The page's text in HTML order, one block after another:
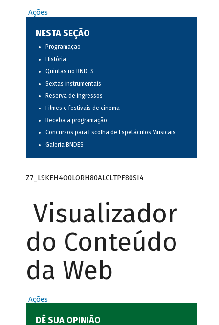
Ações
NESTA SEÇÃO
Programação
História
Quintas no BNDES
Sextas instrumentais
Reserva de ingressos
Filmes e festivais de cinema
Receba a programação
Concursos para Escolha de Espetáculos Musicais
Galeria BNDES
Z7_L9KEH4O0LORH80ALCLTPF80SI4
Visualizador
do Conteúdo
da Web
Ações
DÊ SUA OPINIÃO